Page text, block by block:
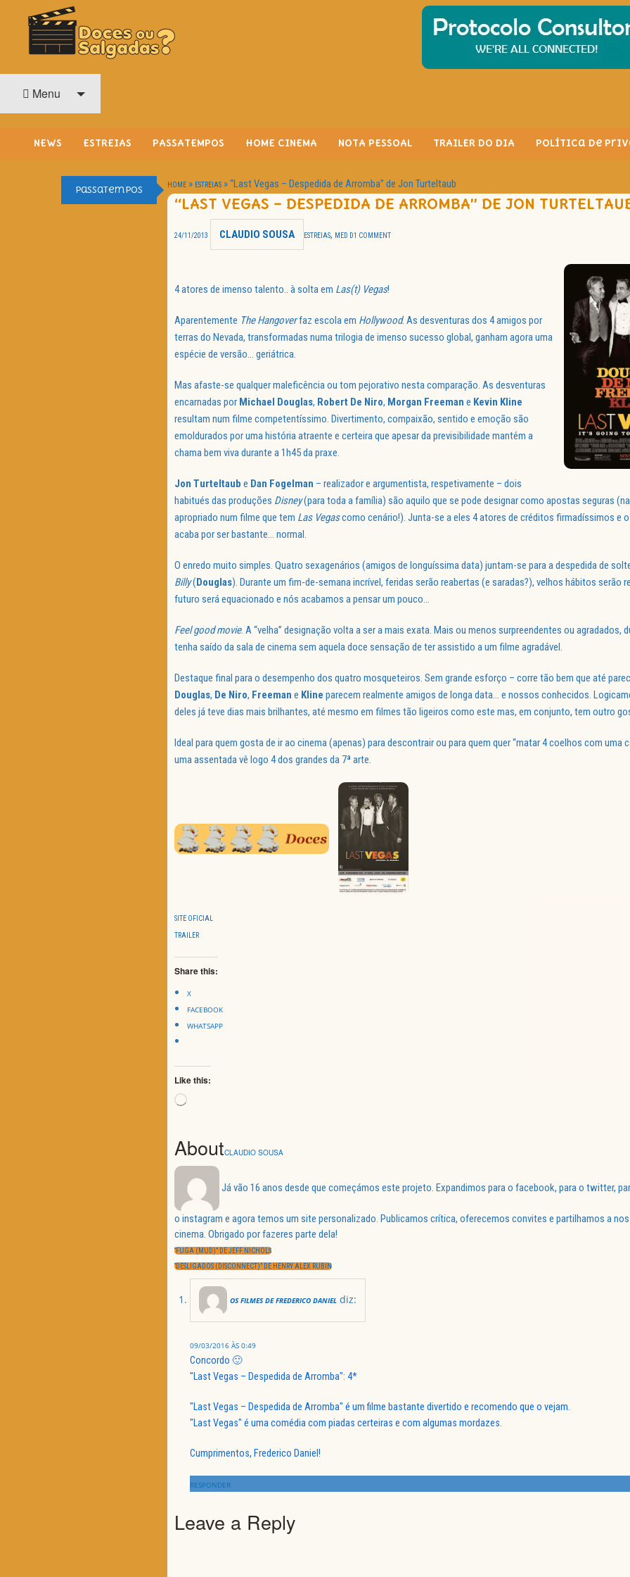
O Cinema? Uma Paixão!!
Menu
NEWS ESTREIAS PASSATEMPOS HOME CINEMA NOTA PESSOAL TRAILER DO DIA Política de
Passatempos HOME » ESTREIAS »“Last Vegas – Despedida de Arromba” de Jon Turteltaub
“LAST VEGAS – DESPEDIDA DE ARROMBA” DE JON
24/11/2013 CLAUDIO SOUSA ESTREIAS, MED D1 COMMENT
4 atores de imenso talento.. à solta em Las(t) Vegas!
Aparentemente The Hangoverfaz escola em Hollywood. As desventuras dos 4 amigos por
terras do Nevada, transformadas numa trilogia de imenso sucesso global, ganham agora uma
espécie de versão… geriátrica.
Mas afaste-se qualquer maleficência ou tom pejorativo nesta comparação. As desventuras
encarnadas por Michael Douglas, Robert De Niro, Morgan Freeman e Kevin Kline
resultam num filme competentíssimo. Divertimento, compaixão, sentido e emoção são
emoldurados por uma história atraente e certeira que apesar da previsibilidade mantém a
chama bem viva durante a 1h45 da praxe.
Jon Turteltaub e Dan Fogelman – realizador e argumentista, respetivamente – dois
habitués das produções Disney(para toda a família) são aquilo que se pode designar como apostas seguras
apropriado num filme que tem Las Vegascomo cenário!). Junta-se a eles 4 atores de créditos firmadíssimos e
acaba por ser bastante… normal.
O enredo muito simples. Quatro sexagenários (amigos de longuíssima data) juntam-se para a despedida de
Billy(Douglas). Durante um fim-de-semana incrível, feridas serão reabertas (e saradas?), velhos hábitos serão
futuro será equacionado e nós acabamos a pensar um pouco…
Feel good movie. A “velha” designação volta a ser a mais exata. Mais ou menos surpreendentes ou agradados,
tenha saído da sala de cinema sem aquela doce sensação de ter assistido a um filme agradável.
Destaque final para o desempenho dos quatro mosqueteiros. Sem grande esforço – corre tão bem que até
Douglas, De Niro, Freeman e Kline parecem realmente amigos de longa data… e nossos conhecidos.
deles já teve dias mais brilhantes, até mesmo em filmes tão ligeiros como este mas, em conjunto, tem outro
Ideal para quem gosta de ir ao cinema (apenas) para descontrair ou para quem quer “matar 4 coelhos com uma
uma assentada vê logo 4 dos grandes da 7ª arte.
SITE OFICIAL
TRAILER
Share this:
X
FACEBOOK
WHATSAPP
Like this:
Loading…
AboutCLAUDIO SOUSA
Já vão 16 anos desde que começámos este projeto. Expandimos para o facebook, para o twitter,
o instagram e agora temos um site personalizado. Publicamos crítica, oferecemos convites e partilhamos a
cinema. Obrigado por fazeres parte dela!
Navegação
de
artigos
PREVIOUS
“FUGA (MUD)” DE JEFF NICHOLS
NEXT
“DESLIGADOS (DISCONNECT)” DE HENRY ALEX RUBIN
OS FILMES DE FREDERICO DANIEL diz:
09/03/2016 ÀS 0:49
Concordo 🙂
"Last Vegas – Despedida de Arromba": 4*
"Last Vegas – Despedida de Arromba" é um filme bastante divertido e recomendo que o vejam.
"Last Vegas" é uma comédia com piadas certeiras e com algumas mordazes.
Cumprimentos, Frederico Daniel!
RESPONDER
Leave a Reply